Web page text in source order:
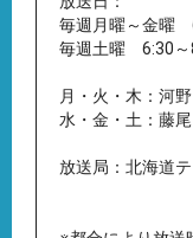
毎週月曜～金曜
毎週土曜 6:30～
月・火・木：河野
水・金・土：藤尾
放送局：北海道テ